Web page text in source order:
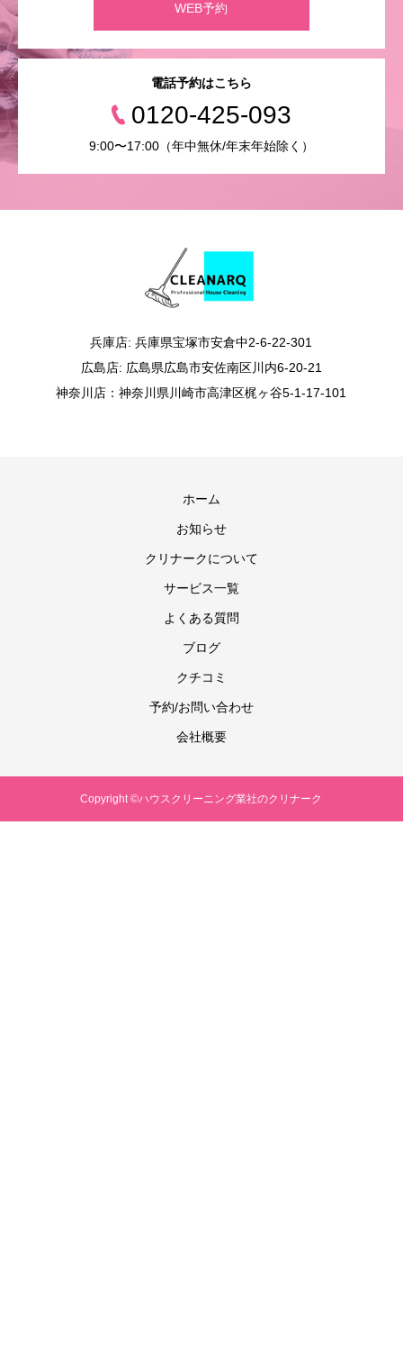
WEB予約
電話予約はこちら
0120-425-093
9:00〜17:00（年中無休/年末年始除く）
兵庫店: 兵庫県宝塚市安倉中2-6-22-301
広島店: 広島県広島市安佐南区川内6-20-21
神奈川店：神奈川県川崎市高津区梶ヶ谷5-1-17-101
ホーム
お知らせ
クリナークについて
サービス一覧
よくある質問
ブログ
クチコミ
予約/お問い合わせ
会社概要
Copyright ©ハウスクリーニング業社のクリナーク